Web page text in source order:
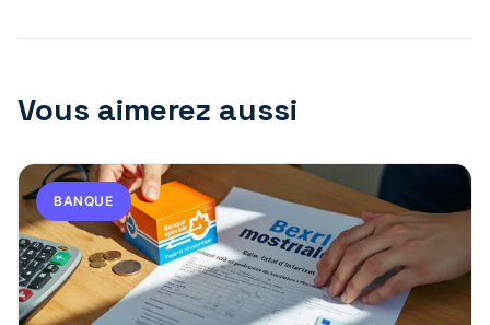
Vous aimerez aussi
BANQUE